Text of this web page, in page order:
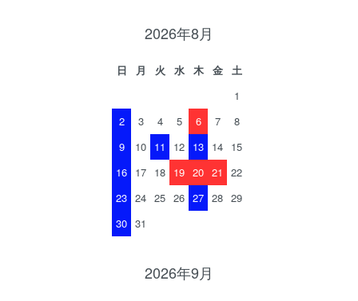
2026年8月
日 月 火 水 木 金
土
1
2
3 4 5 6 7
8
9
10 11 12 13 14 15
16 17 18 19 20 21
22
23 24 25 26 27 28 29
30 31
2026年9月